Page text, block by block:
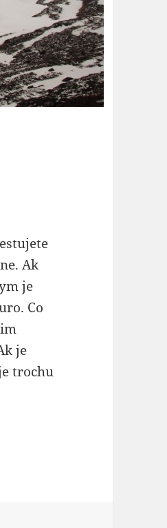
Ak
je
Co
je
trochu